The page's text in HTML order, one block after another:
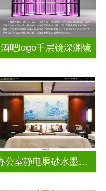
酒吧logo千层镜深渊镜
办公室静电磨砂水墨山水画玻璃